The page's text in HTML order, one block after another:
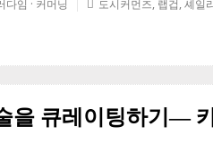
다임 · 커머닝 도시커먼즈, 랩겁,셰일
을 큐레이팅하기―